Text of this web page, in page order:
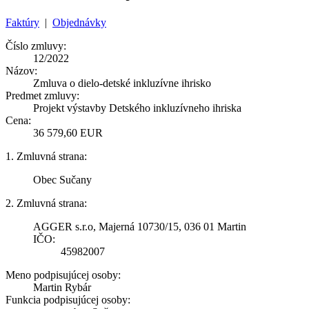
Faktúry | Objednávky
Číslo zmluvy:
12/2022
Názov:
Zmluva o dielo-detské inkluzívne ihrisko
Predmet zmluvy:
Projekt výstavby Detského inkluzívneho ihriska
Cena:
36 579,60 EUR
1. Zmluvná strana:
Obec Sučany
2. Zmluvná strana:
AGGER s.r.o, Majerná 10730/15, 036 01 Martin
IČO:
45982007
Meno podpisujúcej osoby:
Martin Rybár
Funkcia podpisujúcej osoby: